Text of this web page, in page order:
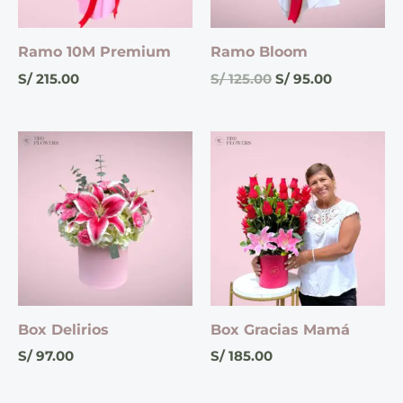
Ramo 10M Premium
S/215.00
Ramo Bloom
S/125.00 S/95.00
Box Delirios
S/ 97.00
Box Gracias Mamá
S/ 185.00